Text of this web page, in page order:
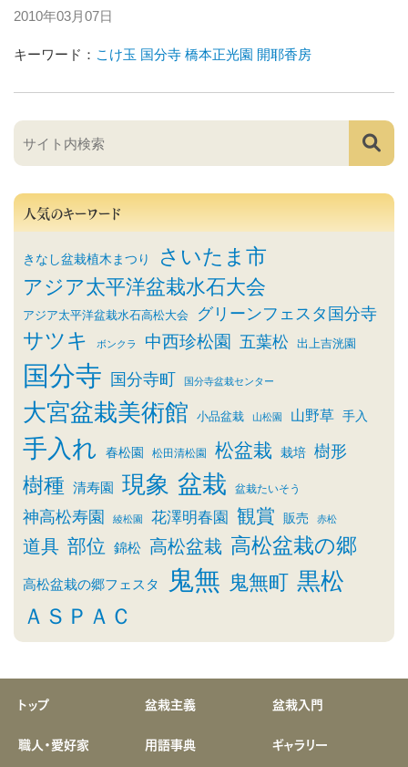
2010年03月07日
キーワード： こけ玉 国分寺 橋本正光園 開耶香房
人気のキーワード
きなし盆栽植木まつり さいたま市
アジア太平洋盆栽水石大会
アジア太平洋盆栽水石高松大会 グリーンフェスタ国分寺
サツキ ボンクラ 中西珍松園 五葉松 出上吉洸園
国分寺 国分寺町 国分寺盆栽センター
大宮盆栽美術館 小品盆栽 山松園 山野草 手入
手入れ 春松園 松田清松園 松盆栽 栽培 樹形
樹種 清寿園 現象 盆栽 盆栽たいそう
神高松寿園 綾松園 花澤明春園 観賞 販売 赤松
道具 部位 錦松 高松盆栽 高松盆栽の郷
高松盆栽の郷フェスタ 鬼無 鬼無町 黒松
ＡＳＰＡＣ
トップ 盆栽主義
盆栽入門
職人・愛好家
用語事典 ギャラリー